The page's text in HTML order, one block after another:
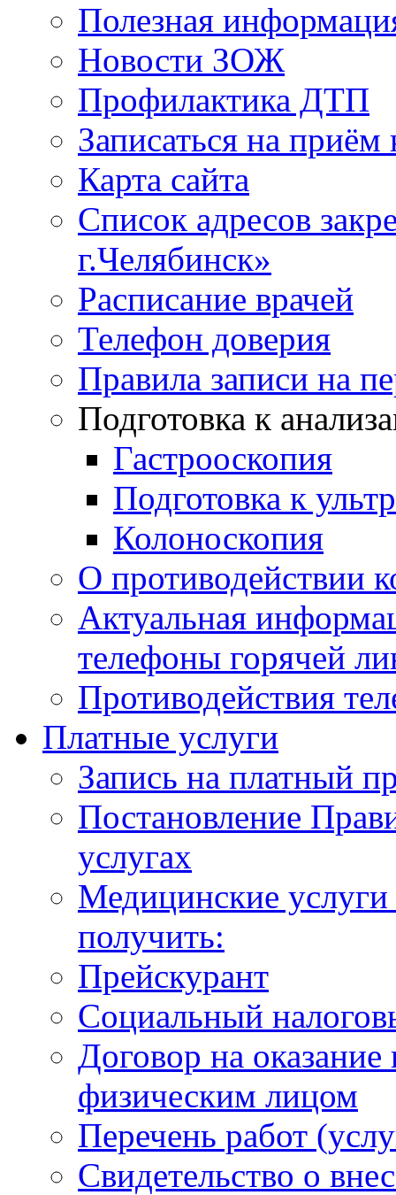
Полезная
Новости ЗОЖ
Профилактика ДТП
Записаться на приём
Карта сайта
Список адресов
г.Челябинск»
Расписание врачей
Телефон доверия
Правила записи на
Подготовка к
Гастрооскопия
Подготовка к
Колоноскопия
О противодействии
Актуальная
телефоны горячей
Противодействия
Платные услуги
Запись на платный
Постановление
услугах
Медицинские
получить:
Прейскурант
Социальный
Договор на
физическим лицом
Перечень работ
Свидетельство о